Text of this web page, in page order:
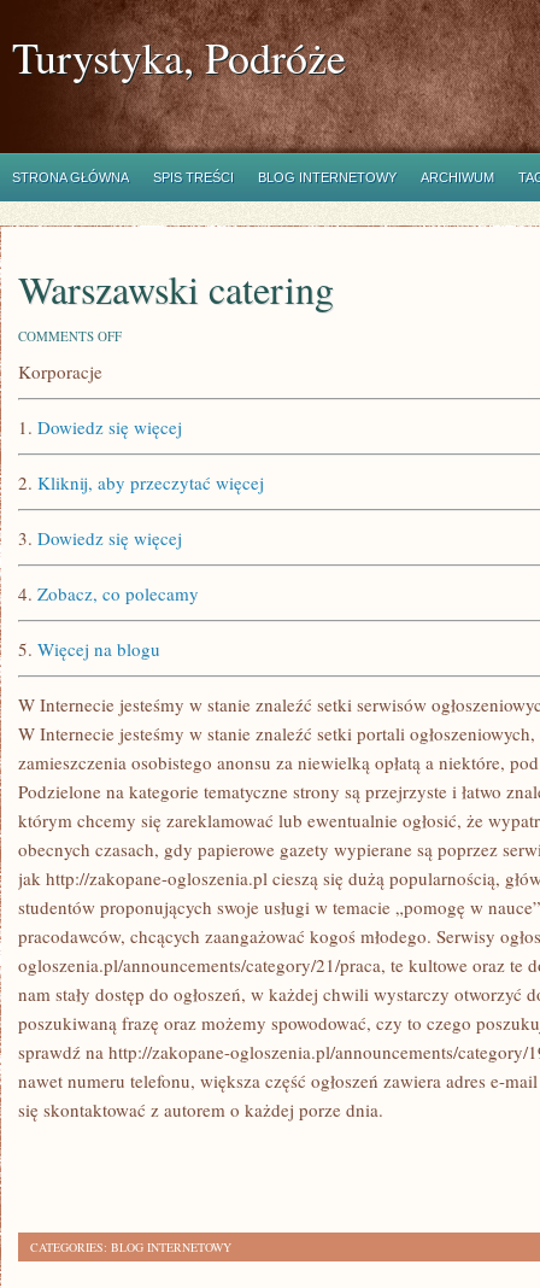
Turystyka, Podróże
STRONA GŁÓWNA SPIS TREŚCI BLOG INTERNETOWY ARCHIWUM
Warszawski catering
COMMENTS OFFON
Korporacje
1. Dowiedz się więcej
2. Kliknij, aby przeczytać więcej
3. Dowiedz się więcej
4. Zobacz, co polecamy
5. Więcej na blogu
W Internecie jesteśmy w stanie znaleźć setki serwisów
W Internecie jesteśmy w stanie znaleźć setki portali
zamieszczenia osobistego anonsu za niewielką opłatą a niektóre,
Podzielone na kategorie tematyczne strony są przejrzyste i łatwo
którym chcemy się zareklamować lub ewentualnie ogłosić, że
obecnych czasach, gdy papierowe gazety wypierane są poprzez
jak http://zakopane-ogloszenia.pl cieszą się dużą popularnością,
studentów proponujących swoje usługi w temacie „pomogę w
pracodawców, chcących zaangażować kogoś młodego. Serwisy
ogloszenia.pl/announcements/category/21/praca, te kultowe oraz te
nam stały dostęp do ogłoszeń, w każdej chwili wystarczy otworzyć
poszukiwaną frazę oraz możemy spowodować, czy to czego
sprawdź na http://zakopane-ogloszenia.pl/announcements/category/
nawet numeru telefonu, większa część ogłoszeń zawiera adres e-
się skontaktować z autorem o każdej porze dnia.
CATEGORIES: BLOG INTERNETOWY